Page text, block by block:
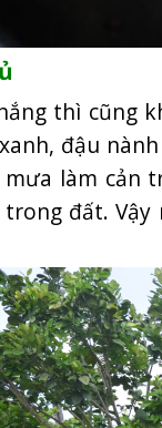
thì cũng
đậu
mưa làm cản
trong đất.